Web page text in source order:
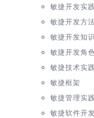
敏捷开发实践
敏捷开发方
敏捷开发知识
敏捷开发角
敏捷技术实践
敏捷框架
敏捷管理实践
敏捷软件开